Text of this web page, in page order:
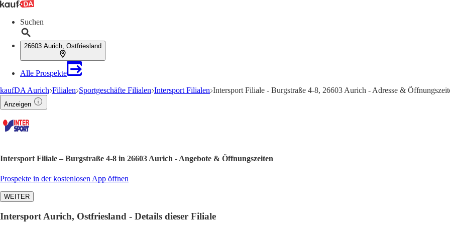
Suchen
26603 Aurich, Ostfriesland
Alle Prospekte
kaufDA Aurich Filialen Sportgeschäfte Filialen Intersport Filialen Intersport Filiale - Burgstraße 4-8, 26603 Aurich - Adresse &
Anzeigen
Intersport Filiale – Burgstraße 4-8 in 26603 Aurich - Angebote & Öffnungszeiten
Prospekte in der kostenlosen App öffnen
WEITER
Intersport Aurich, Ostfriesland - Details dieser Filiale